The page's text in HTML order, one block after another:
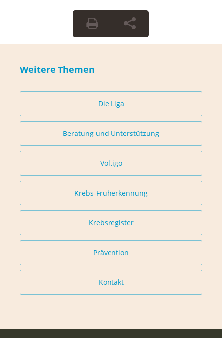
Weitere Themen
Die Liga
Beratung und Unterstützung
Voltigo
Krebs-Früherkennung
Krebsregister
Prävention
Kontakt